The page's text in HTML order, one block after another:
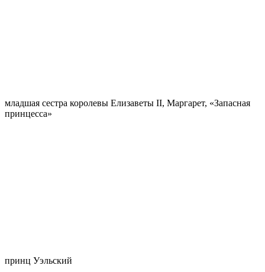
младшая сестра королевы Елизаветы II, Маргарет, «Запасная
принцесса»
принц Уэльский